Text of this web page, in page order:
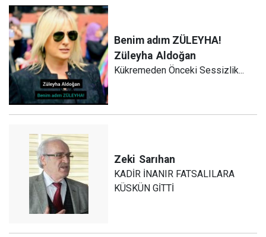
Benim adım ZÜLEYHA!
Züleyha Aldoğan
Kükremeden Önceki Sessizlik...
Zeki Sarıhan
KADİR İNANIR FATSALILARA
KÜSKÜN GİTTİ